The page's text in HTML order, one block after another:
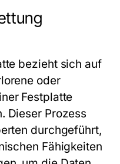
bezieht sich auf
oder
Festplatte
Dieser Prozess
durchgeführt,
Fähigkeiten